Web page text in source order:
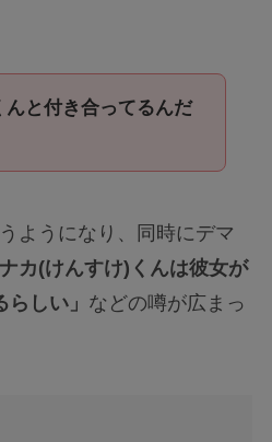
んと付き合ってるんだ
ようになり、同時にデマ
ナカ(けんすけ)くんは彼女が
しい」 などの噂が広まっ